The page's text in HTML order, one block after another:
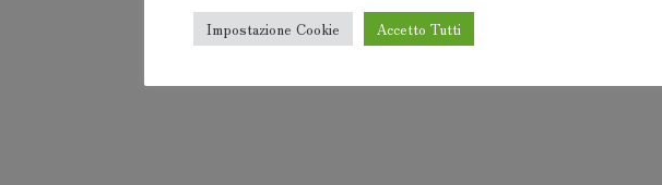
F1Software® 2000-2024
Impostazione Cookie Accetto Tutti